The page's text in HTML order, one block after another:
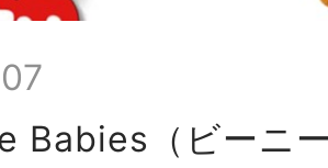
Babies（ビーニ